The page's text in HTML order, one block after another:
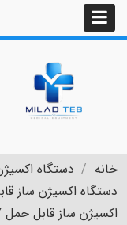
خانه
دستگاه
دستگاه اکسیژن ساز
اکسیژن ساز قابل حمل SARY